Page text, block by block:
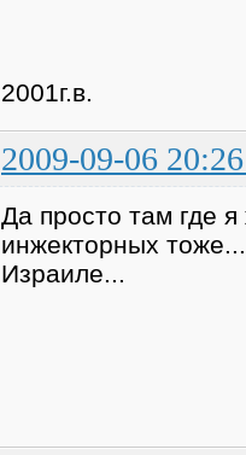
2001г.в.
2009-09-06
Да просто там где
инжекторных
Израиле...